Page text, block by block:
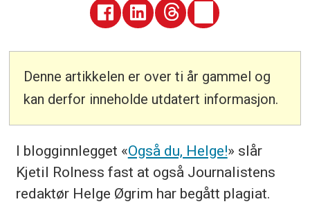
Denne artikkelen er over ti år gammel og
kan derfor inneholde utdatert informasjon.
I blogginnlegget «Også du, Helge!» slår
Kjetil Rolness fast at også Journalistens
redaktør Helge Øgrim har begått plagiat.